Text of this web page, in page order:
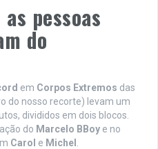
pessoas
do
em Corpos Extremos das
do nosso recorte) levam um
divididos em dois blocos.
do Marcelo BBoy e no
Carol e Michel